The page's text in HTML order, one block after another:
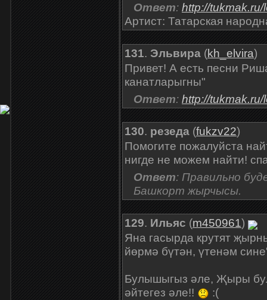
Ответ: http://
Артист: Татарская
131. Эльвира (kh_elvira)
Привет! А есть песни
канатларыгны"
Ответ: http://
130. резеда (fukzv22)
Помогите пожалуйста
нигде не можем найти!
Ответ: Правильно
Башкорт жырчысы.
129. Ильяс (m450961)
Яна гасырда крутят
йөрмә бүтән, үтенәм
Булышыгыз әле, Җыры
әйтегез әле!!
:(